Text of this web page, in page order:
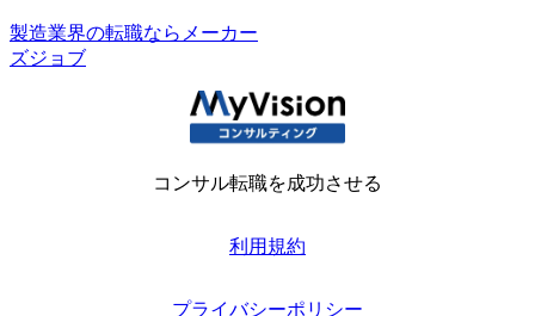
製造業界の転職ならメーカー
ズジョブ
コンサル転職を成功させる
利用規約
プライバシーポリシー